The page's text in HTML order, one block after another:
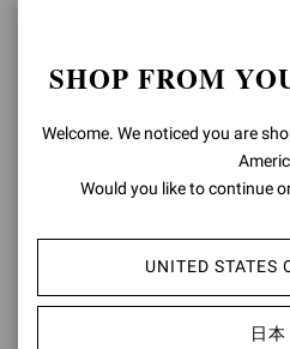
GIANVITO 55
¥126,500
SHOP FROM
Welcome. We noticed you are
Would you like to continue
UNITED STATES
日本